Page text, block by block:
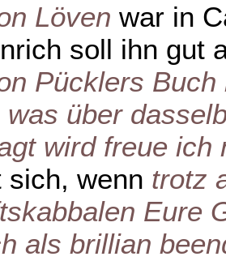
Löven war in
soll ihn gut
Pücklers
was über
wird freue
sich, wenn trotz
Eure
als brillian